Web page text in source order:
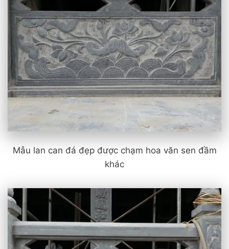
Mẫu lan can đá đẹp được chạm hoa văn sen đầm
khác